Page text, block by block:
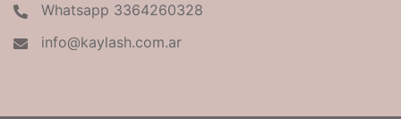
Whatsapp 3364260328
info@kaylash.com.ar